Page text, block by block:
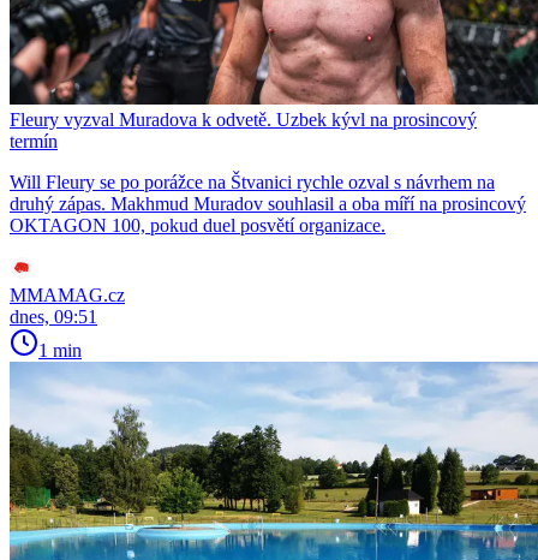
Fleury vyzval Muradova k odvetě. Uzbek kývl na prosincový
termín
Will Fleury se po porážce na Štvanici rychle ozval s návrhem na
druhý zápas. Makhmud Muradov souhlasil a oba míří na prosincový
OKTAGON 100, pokud duel posvětí organizace.
MMAMAG.cz
dnes, 09:51
1 min